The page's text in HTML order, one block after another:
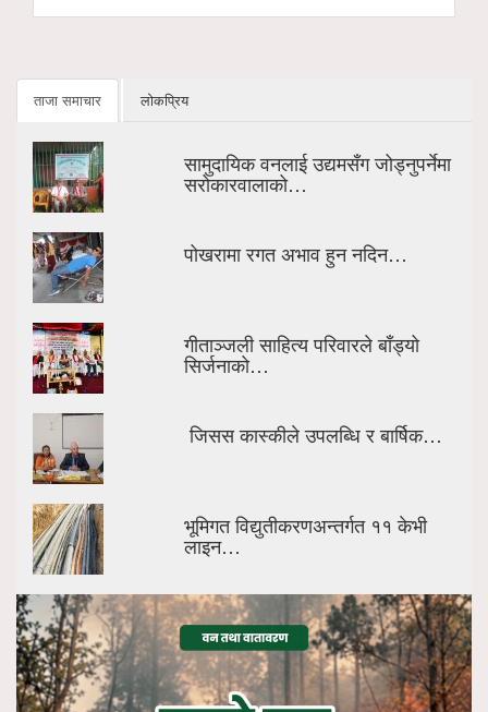
ताजा समाचार लोकप्रिय
सामुदायिक वनलाई उद्यमसँग जोड्नुपर्नेमा
सरोकारवालाको…
पोखरामा रगत अभाव हुन नदिन…
गीताञ्जली साहित्य परिवारले बाँड्यो
सिर्जनाको…
जिसस कास्कीले उपलब्धि र बार्षिक…
भूमिगत विद्युतीकरणअन्तर्गत ११ केभी
लाइन…